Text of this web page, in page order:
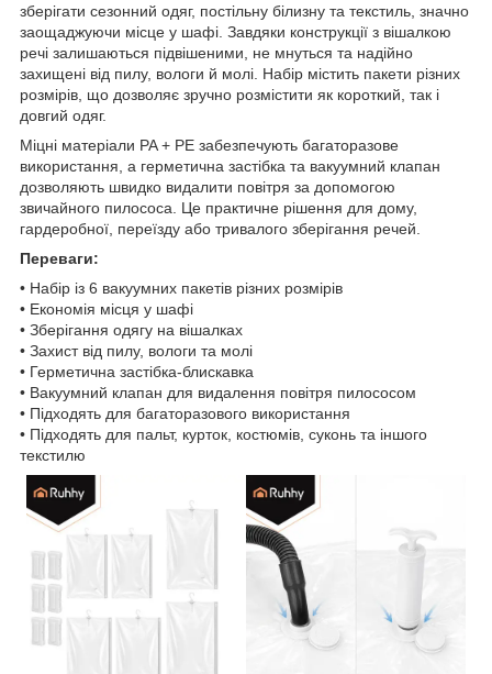
зберігати сезонний одяг, постільну білизну та текстиль, значно
заощаджуючи місце у шафі. Завдяки конструкції з вішалкою
речі залишаються підвішеними, не мнуться та надійно
захищені від пилу, вологи й молі. Набір містить пакети різних
розмірів, що дозволяє зручно розмістити як короткий, так і
довгий одяг.
Міцні матеріали PA + PE забезпечують багаторазове
використання, а герметична застібка та вакуумний клапан
дозволяють швидко видалити повітря за допомогою
звичайного пилососа. Це практичне рішення для дому,
гардеробної, переїзду або тривалого зберігання речей.
Переваги:
• Набір із 6 вакуумних пакетів різних розмірів
• Економія місця у шафі
• Зберігання одягу на вішалках
• Захист від пилу, вологи та молі
• Герметична застібка-блискавка
• Вакуумний клапан для видалення повітря пилососом
• Підходять для багаторазового використання
• Підходять для пальт, курток, костюмів, суконь та іншого
текстилю